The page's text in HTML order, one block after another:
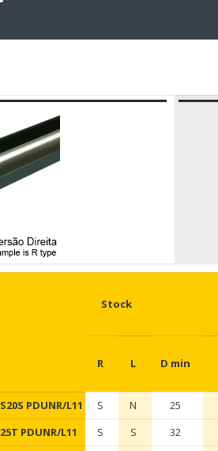
Stock
R L D min
S20S PDUNR/L11 S N 25
PDUNR/L11
S S 32